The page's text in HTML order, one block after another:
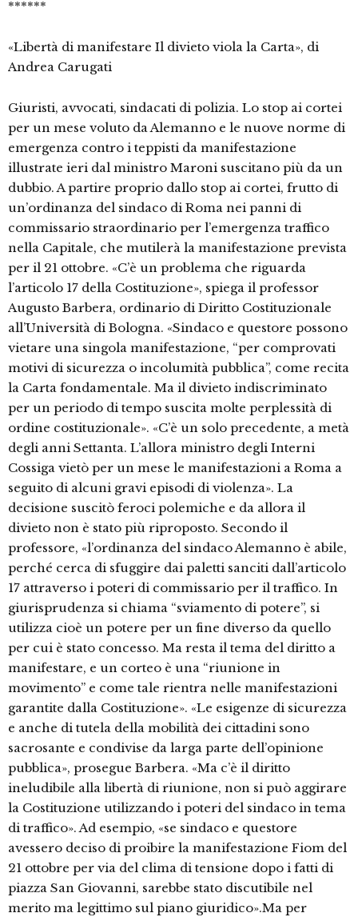
******
«Libertà di manifestare Il divieto viola la Carta», di
Andrea Carugati
Giuristi, avvocati, sindacati di polizia. Lo stop ai cortei
per un mese voluto da Alemanno e le nuove norme di
emergenza contro i teppisti da manifestazione
illustrate ieri dal ministro Maroni suscitano più da un
dubbio. A partire proprio dallo stop ai cortei, frutto di
un’ordinanza del sindaco di Roma nei panni di
commissario straordinario per l’emergenza traffico
nella Capitale, che mutilerà la manifestazione prevista
per il 21 ottobre. «C’è un problema che riguarda
l’articolo 17 della Costituzione», spiega il professor
Augusto Barbera, ordinario di Diritto Costituzionale
all’Università di Bologna. «Sindaco e questore possono
vietare una singola manifestazione, “per comprovati
motivi di sicurezza o incolumità pubblica”, come recita
la Carta fondamentale. Ma il divieto indiscriminato
per un periodo di tempo suscita molte perplessità di
ordine costituzionale». «C’è un solo precedente, a metà
degli anni Settanta. L’allora ministro degli Interni
Cossiga vietò per un mese le manifestazioni a Roma a
seguito di alcuni gravi episodi di violenza». La
decisione suscitò feroci polemiche e da allora il
divieto non è stato più riproposto. Secondo il
professore, «l’ordinanza del sindaco Alemanno è abile,
perché cerca di sfuggire dai paletti sanciti dall’articolo
17 attraverso i poteri di commissario per il traffico. In
giurisprudenza si chiama “sviamento di potere”, si
utilizza cioè un potere per un fine diverso da quello
per cui è stato concesso. Ma resta il tema del diritto a
manifestare, e un corteo è una “riunione in
movimento” e come tale rientra nelle manifestazioni
garantite dalla Costituzione». «Le esigenze di sicurezza
e anche di tutela della mobilità dei cittadini sono
sacrosante e condivise da larga parte dell’opinione
pubblica», prosegue Barbera. «Ma c’è il diritto
ineludibile alla libertà di riunione, non si può aggirare
la Costituzione utilizzando i poteri del sindaco in tema
di traffico». Ad esempio, «se sindaco e questore
avessero deciso di proibire la manifestazione Fiom del
21 ottobre per via del clima di tensione dopo i fatti di
piazza San Giovanni, sarebbe stato discutibile nel
merito ma legittimo sul piano giuridico».Ma per